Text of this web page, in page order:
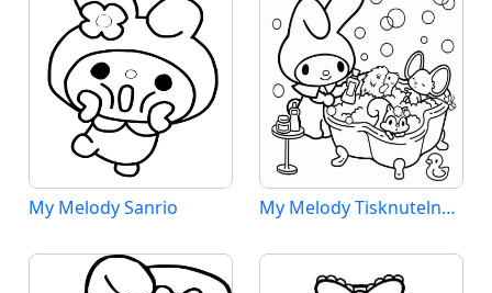
My Melody Sanrio My Melody Tisknutelná pro Děti